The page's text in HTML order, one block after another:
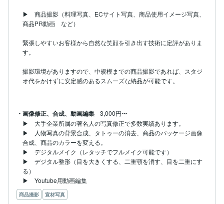
▶︎　商品撮影（料理写真、ECサイト写真、商品使用イメージ写真、
商品PR動画　など）
緊張しやすいお客様から自然な笑顔を引き出す技術に定評がありま
す。
撮影環境がありますので、中規模までの商品撮影であれば、スタジ
オ代をかけずに安定感のあるスムーズな納品が可能です。
・画像修正、合成、動画編集
3,000円〜
▶︎　大手企業所属の著名人の写真修正で多数実績あります。
▶︎　人物写真の背景合成、タトゥーの消去、商品のパッケージ画像
合成、商品のカラーを変える。
▶︎　デジタルメイク（レタッチでフルメイク可能です）
▶︎　デジタル整形（目を大きくする、二重顎を消す、目を二重にす
る）
▶︎　Youtube用動画編集
商品撮影 宣材写真